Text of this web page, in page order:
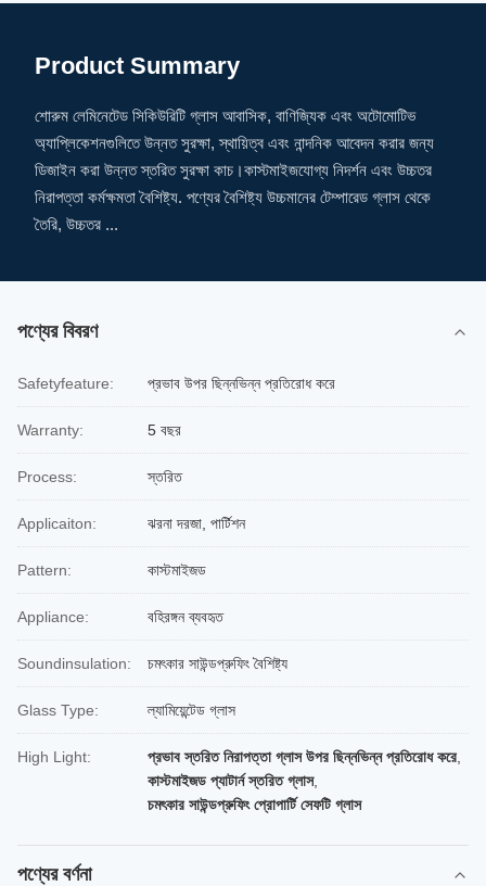
Product Summary
শোরুম লেমিনেটেড সিকিউরিটি গ্লাস আবাসিক, বাণিজ্যিক এবং অটোমোটিভ
অ্যাপ্লিকেশনগুলিতে উন্নত সুরক্ষা, স্থায়িত্ব এবং নান্দনিক আবেদন করার জন্য
ডিজাইন করা উন্নত স্তরিত সুরক্ষা কাচ।কাস্টমাইজযোগ্য নিদর্শন এবং উচ্চতর
নিরাপত্তা কর্মক্ষমতা বৈশিষ্ট্য. পণ্যের বৈশিষ্ট্য উচ্চমানের টেম্পারেড গ্লাস থেকে
তৈরি, উচ্চতর ...
পণ্যের বিবরণ
Safetyfeature: প্রভাব উপর ছিন্নভিন্ন প্রতিরোধ করে
Warranty: 5 বছর
Process: স্তরিত
Applicaiton: ঝরনা দরজা, পার্টিশন
Pattern: কাস্টমাইজড
Appliance: বহিরঙ্গন ব্যবহৃত
Soundinsulation: চমৎকার সাউন্ডপ্রুফিং বৈশিষ্ট্য
Glass Type: ল্যামিয়েন্টেড গ্লাস
High Light: প্রভাব স্তরিত নিরাপত্তা গ্লাস উপর ছিন্নভিন্ন প্রতিরোধ করে
কাস্টমাইজড প্যাটার্ন স্তরিত গ্লাস,
চমৎকার সাউন্ডপ্রুফিং প্রোপার্টি সেফটি গ্লাস
পণ্যের বর্ণনা